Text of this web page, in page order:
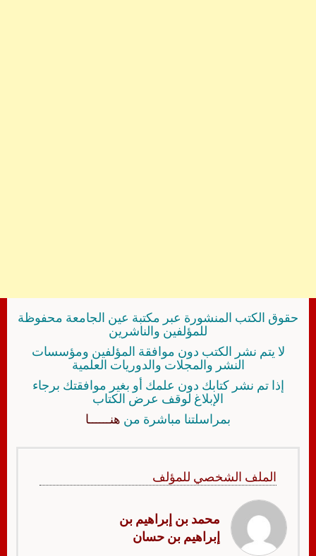
حقوق الكتب المنشورة عبر مكتبة عين الجامعة محفوظة
للمؤلفين والناشرين
لا يتم نشر الكتب دون موافقة المؤلفين ومؤسسات
النشر والمجلات والدوريات العلمية
إذا تم نشر كتابك دون علمك أو بغير موافقتك برجاء
الإبلاغ لوقف عرض الكتاب
بمراسلتنا مباشرة من هنــــــا
الملف الشخصي للمؤلف
محمد بن إبراهيم بن
إبراهيم بن حسان